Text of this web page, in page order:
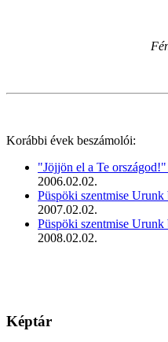
Korábbi évek beszámolói:
"Jöjjön el a Te
2006.02.02.
Püspöki szentmise Urunk
2007.02.02.
Püspöki szentmise Urunk
2008.02.02.
Képtár